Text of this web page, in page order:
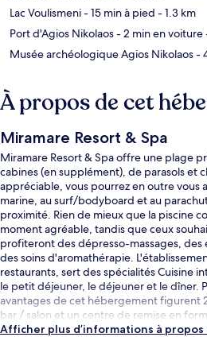
Lac Voulismeni- 15 min à pied - 1.3 km
Port d'Agios Nikolaos- 2 min en voiture
Musée archéologique Agios Nikolaos-
À propos de cet
Miramare Resort & Spa
Miramare Resort & Spa offre une plage
cabines (en supplément), de parasols et
appréciable, vous pourrez en outre vous
marine, au surf/bodyboard et au
proximité. Rien de mieux que la piscine
moment agréable, tandis que ceux
profiteront des dépresso-massages,
des soins d'aromathérapie.
restaurants, sert des spécialités Cuisine
le petit déjeuner, le déjeuner et le dîner.
avantages de cet hébergement figurent
bar / salon et un centre de remise en
Afficher plus d’informations à